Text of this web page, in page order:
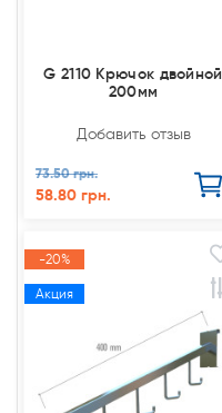
G 2110 Крючок двойной
200мм
Добавить отзыв
73.50 грн.
58.80 грн.
-20%
Акция